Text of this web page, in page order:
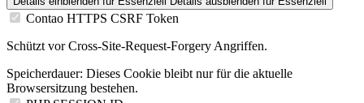
Contao HTTPS CSRF Token
Schützt vor Cross-Site-Request-Forgery Angriffen.
Speicherdauer: Dieses Cookie bleibt nur für die aktuelle
Browsersitzung bestehen.